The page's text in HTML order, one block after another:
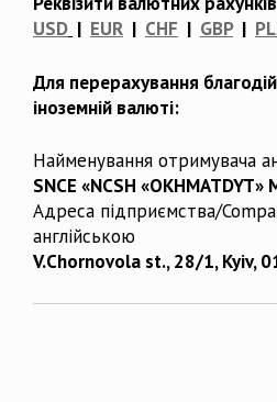
USD | EUR | CHF | GBP|
Для перерахування
іноземній валюті:
Найменування отримувача
SNCE «NCSH «OKHMATDYT»
Адреса підприємства/
англійською
V.Chornovola st., 28/1, Kyiv,